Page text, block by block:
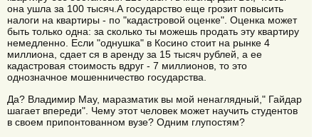
она ушла за 100 тысяч.А государство еще грозит повысить
налоги на квартиры - по "кадастровой оценке". Оценка может
быть только одна: за сколько ты можешь продать эту квартиру
немедленно. Если "однушка" в Косино стоит на рынке 4
миллиона, сдает ся в аренду за 15 тысяч рублей, а ее
кадастровая стоимость вдруг - 7 миллионов, то это
однозначное мошенничество государства.
Да? Владимир Мау, маразматик вы мой ненаглядный," Гайдар
шагает впереди". Чему этот человек может научить студентов
в своем припонтованном вузе? Одним глупостям?